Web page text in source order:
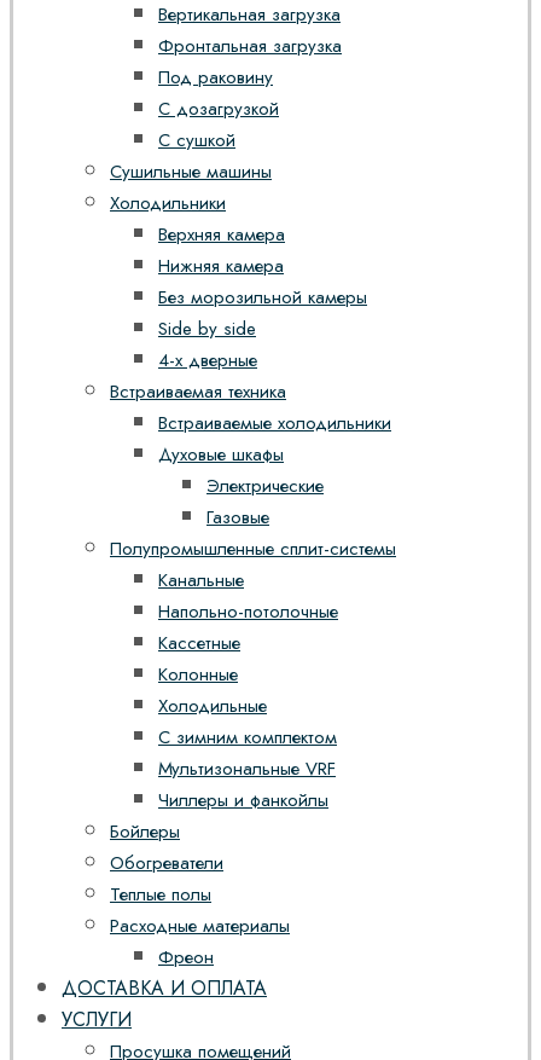
Вертикальная загрузка
Фронтальная загрузка
Под раковину
С дозагрузкой
С сушкой
Сушильные машины
Холодильники
Верхняя камера
Нижняя камера
Без морозильной камеры
Side by side
4-х дверные
Встраиваемая техника
Встраиваемые холодильники
Духовые шкафы
Электрические
Газовые
Полупромышленные сплит-системы
Канальные
Напольно-потолочные
Кассетные
Колонные
Холодильные
С зимним комплектом
Мультизональные VRF
Чиллеры и фанкойлы
Бойлеры
Обогреватели
Теплые полы
Расходные материалы
Фреон
ДОСТАВКА И ОПЛАТА
УСЛУГИ
Просушка помещений